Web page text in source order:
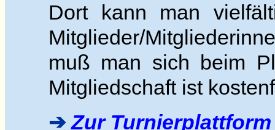
Dort kann man
Mitglieder/
muß man sich beim
Mitgliedschaft ist
➔ Zur